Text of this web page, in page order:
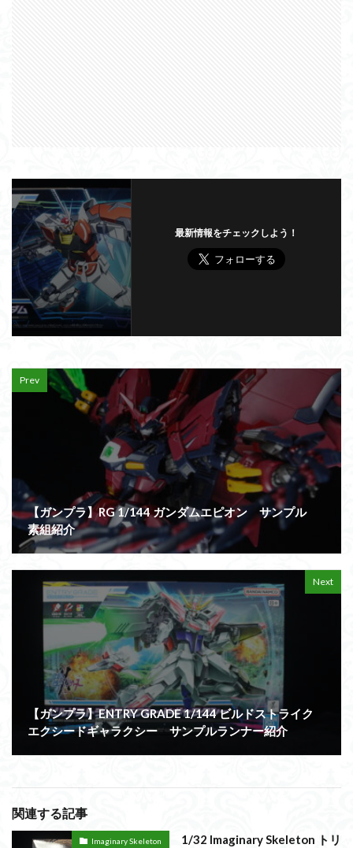
最新情報をチェックしよう！
Prev
【ガンプラ】RG 1/144 ガンダムエピオン サンプル
素組紹介
Next
【ガンプラ】ENTRY GRADE 1/144 ビルドストライク
エクシードギャラクシー サンプルランナー紹介
関連する記事
Imaginary Skeleton
1/32 Imaginary Skeleton トリ